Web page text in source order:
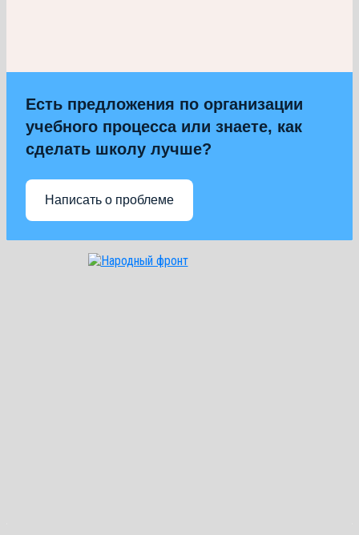
Есть предложения по организации
учебного процесса или знаете, как
сделать школу лучше?
Написать о проблеме